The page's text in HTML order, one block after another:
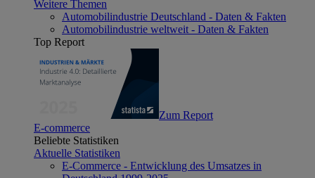
Weitere Themen
Automobilindustrie Deutschland - Daten & Fakten
Automobilindustrie weltweit - Daten & Fakten
Top Report
Zum Report
E-commerce
Beliebte Statistiken
Aktuelle Statistiken
E-Commerce - Entwicklung des Umsatzes in